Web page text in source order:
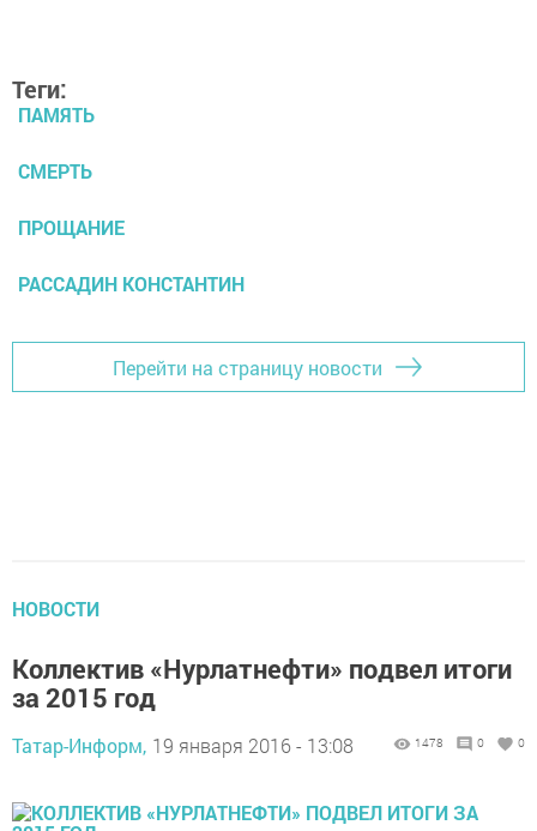
Теги:
ПАМЯТЬ
СМЕРТЬ
ПРОЩАНИЕ
РАССАДИН КОНСТАНТИН
Перейти на страницу новости
НОВОСТИ
Коллектив «Нурлатнефти» подвел итоги
за 2015 год
Татар-Информ, 19 января 2016 - 13:08 1478 0 0